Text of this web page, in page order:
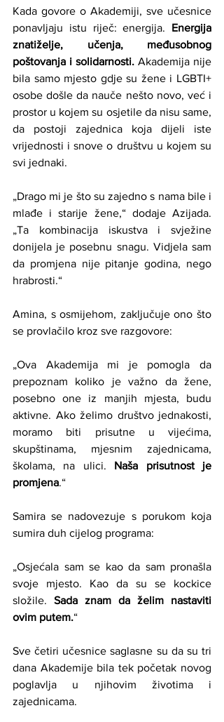
Kada govore o Akademiji, sve učesnice
ponavljaju istu riječ: energija. Energija
znatiželje, učenja, međusobnog
poštovanja i solidarnosti. Akademija nije
bila samo mjesto gdje su žene i LGBTI+
osobe došle da nauče nešto novo, već i
prostor u kojem su osjetile da nisu same,
da postoji zajednica koja dijeli iste
vrijednosti i snove o društvu u kojem su
svi jednaki.
„Drago mi je što su zajedno s nama bile i
mlađe i starije žene,“ dodaje Azijada.
„Ta kombinacija iskustva i svježine
donijela je posebnu snagu. Vidjela sam
da promjena nije pitanje godina, nego
hrabrosti.“
Amina, s osmijehom, zaključuje ono što
se provlačilo kroz sve razgovore:
„Ova Akademija mi je pomogla da
prepoznam koliko je važno da žene,
posebno one iz manjih mjesta, budu
aktivne. Ako želimo društvo jednakosti,
moramo biti prisutne u vijećima,
skupštinama, mjesnim zajednicama,
školama, na ulici. Naša prisutnost je
promjena.“
Samira se nadovezuje s porukom koja
sumira duh cijelog programa:
„Osjećala sam se kao da sam pronašla
svoje mjesto. Kao da su se kockice
složile. Sada znam da želim nastaviti
ovim putem.“
Sve četiri učesnice saglasne su da su tri
dana Akademije bila tek početak novog
poglavlja u njihovim životima i
zajednicama.